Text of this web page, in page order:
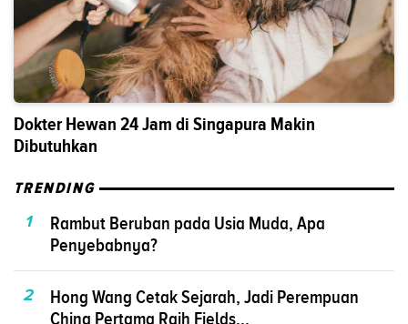
Dokter Hewan 24 Jam di Singapura Makin
Dibutuhkan
TRENDING
1
Rambut Beruban pada Usia Muda, Apa
Penyebabnya?
2
Hong Wang Cetak Sejarah, Jadi Perempuan
China Pertama Raih Fields...